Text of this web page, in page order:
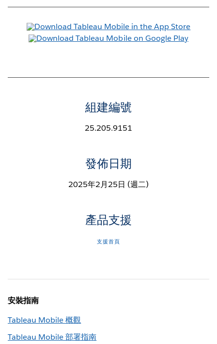
組建編號
25.205.9151
發佈日期
2025年2月25日 (週二)
產品支援
支援首頁
安裝指南
Tableau Mobile 概觀
Tableau Mobile 部署指南